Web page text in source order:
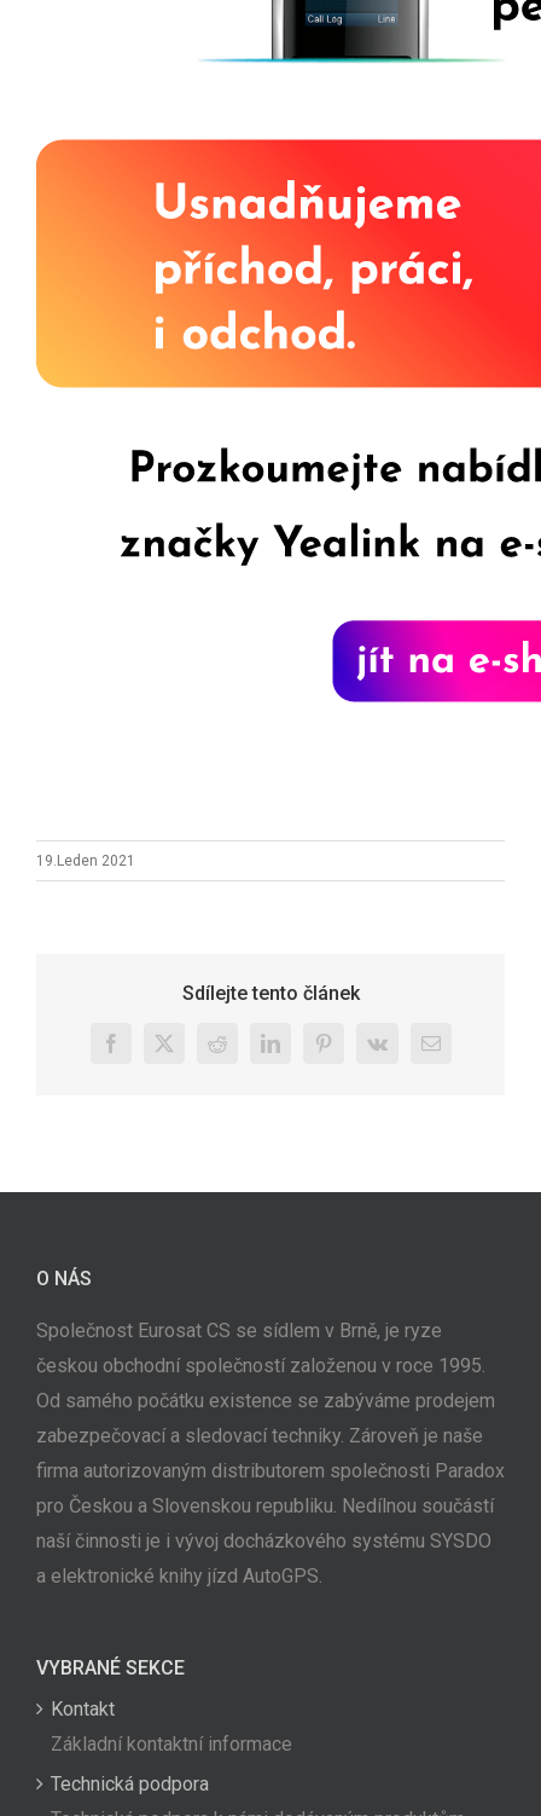
19.Leden 2021
Sdílejte tento článek
Facebook
X RedditLinkedInPinterest
Vk
E-
O NÁS
Společnost Eurosat CS se sídlem v Brně, je ryze
českou obchodní společností založenou v roce 1995.
Od samého počátku existence se zabýváme prodejem
zabezpečovací a sledovací techniky. Zároveň je naše
firma autorizovaným distributorem společnosti Paradox
pro Českou a Slovenskou republiku. Nedílnou součástí
naší činnosti je i vývoj docházkového systému SYSDO
a elektronické knihy jízd AutoGPS.
VYBRANÉ SEKCE
Kontakt
Základní kontaktní informace
Technická podpora